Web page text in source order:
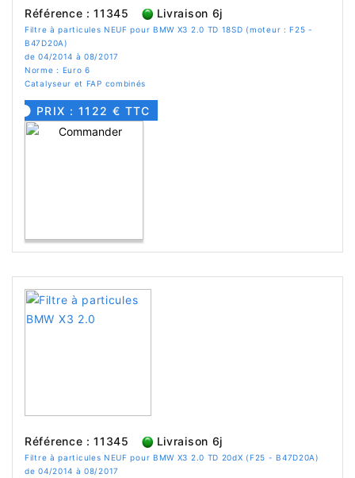
Référence : 11345 Livraison 6j
Filtre à particules NEUF pour BMW X3 2.0 TD 18SD (moteur : F25 -
B47D20A)
de 04/2014 à 08/2017
Norme : Euro 6
Catalyseur et FAP combinés
PRIX : 1122 € TTC
Référence : 11345 Livraison 6j
Filtre à particules NEUF pour BMW X3 2.0 TD 20dX (F25 - B47D20A)
de 04/2014 à 08/2017